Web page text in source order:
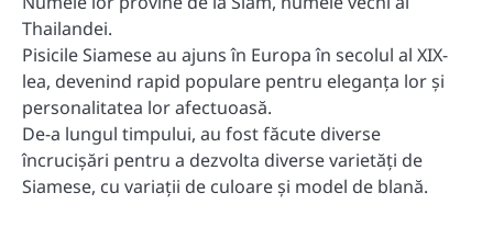
Thailandei.
Pisicile Siamese au ajuns în Europa în secolul al XIX-
lea, devenind rapid populare pentru eleganța lor și
personalitatea lor afectuoasă.
De-a lungul timpului, au fost făcute diverse
încrucișări pentru a dezvolta diverse varietăți de
Siamese, cu variații de culoare și model de blană.